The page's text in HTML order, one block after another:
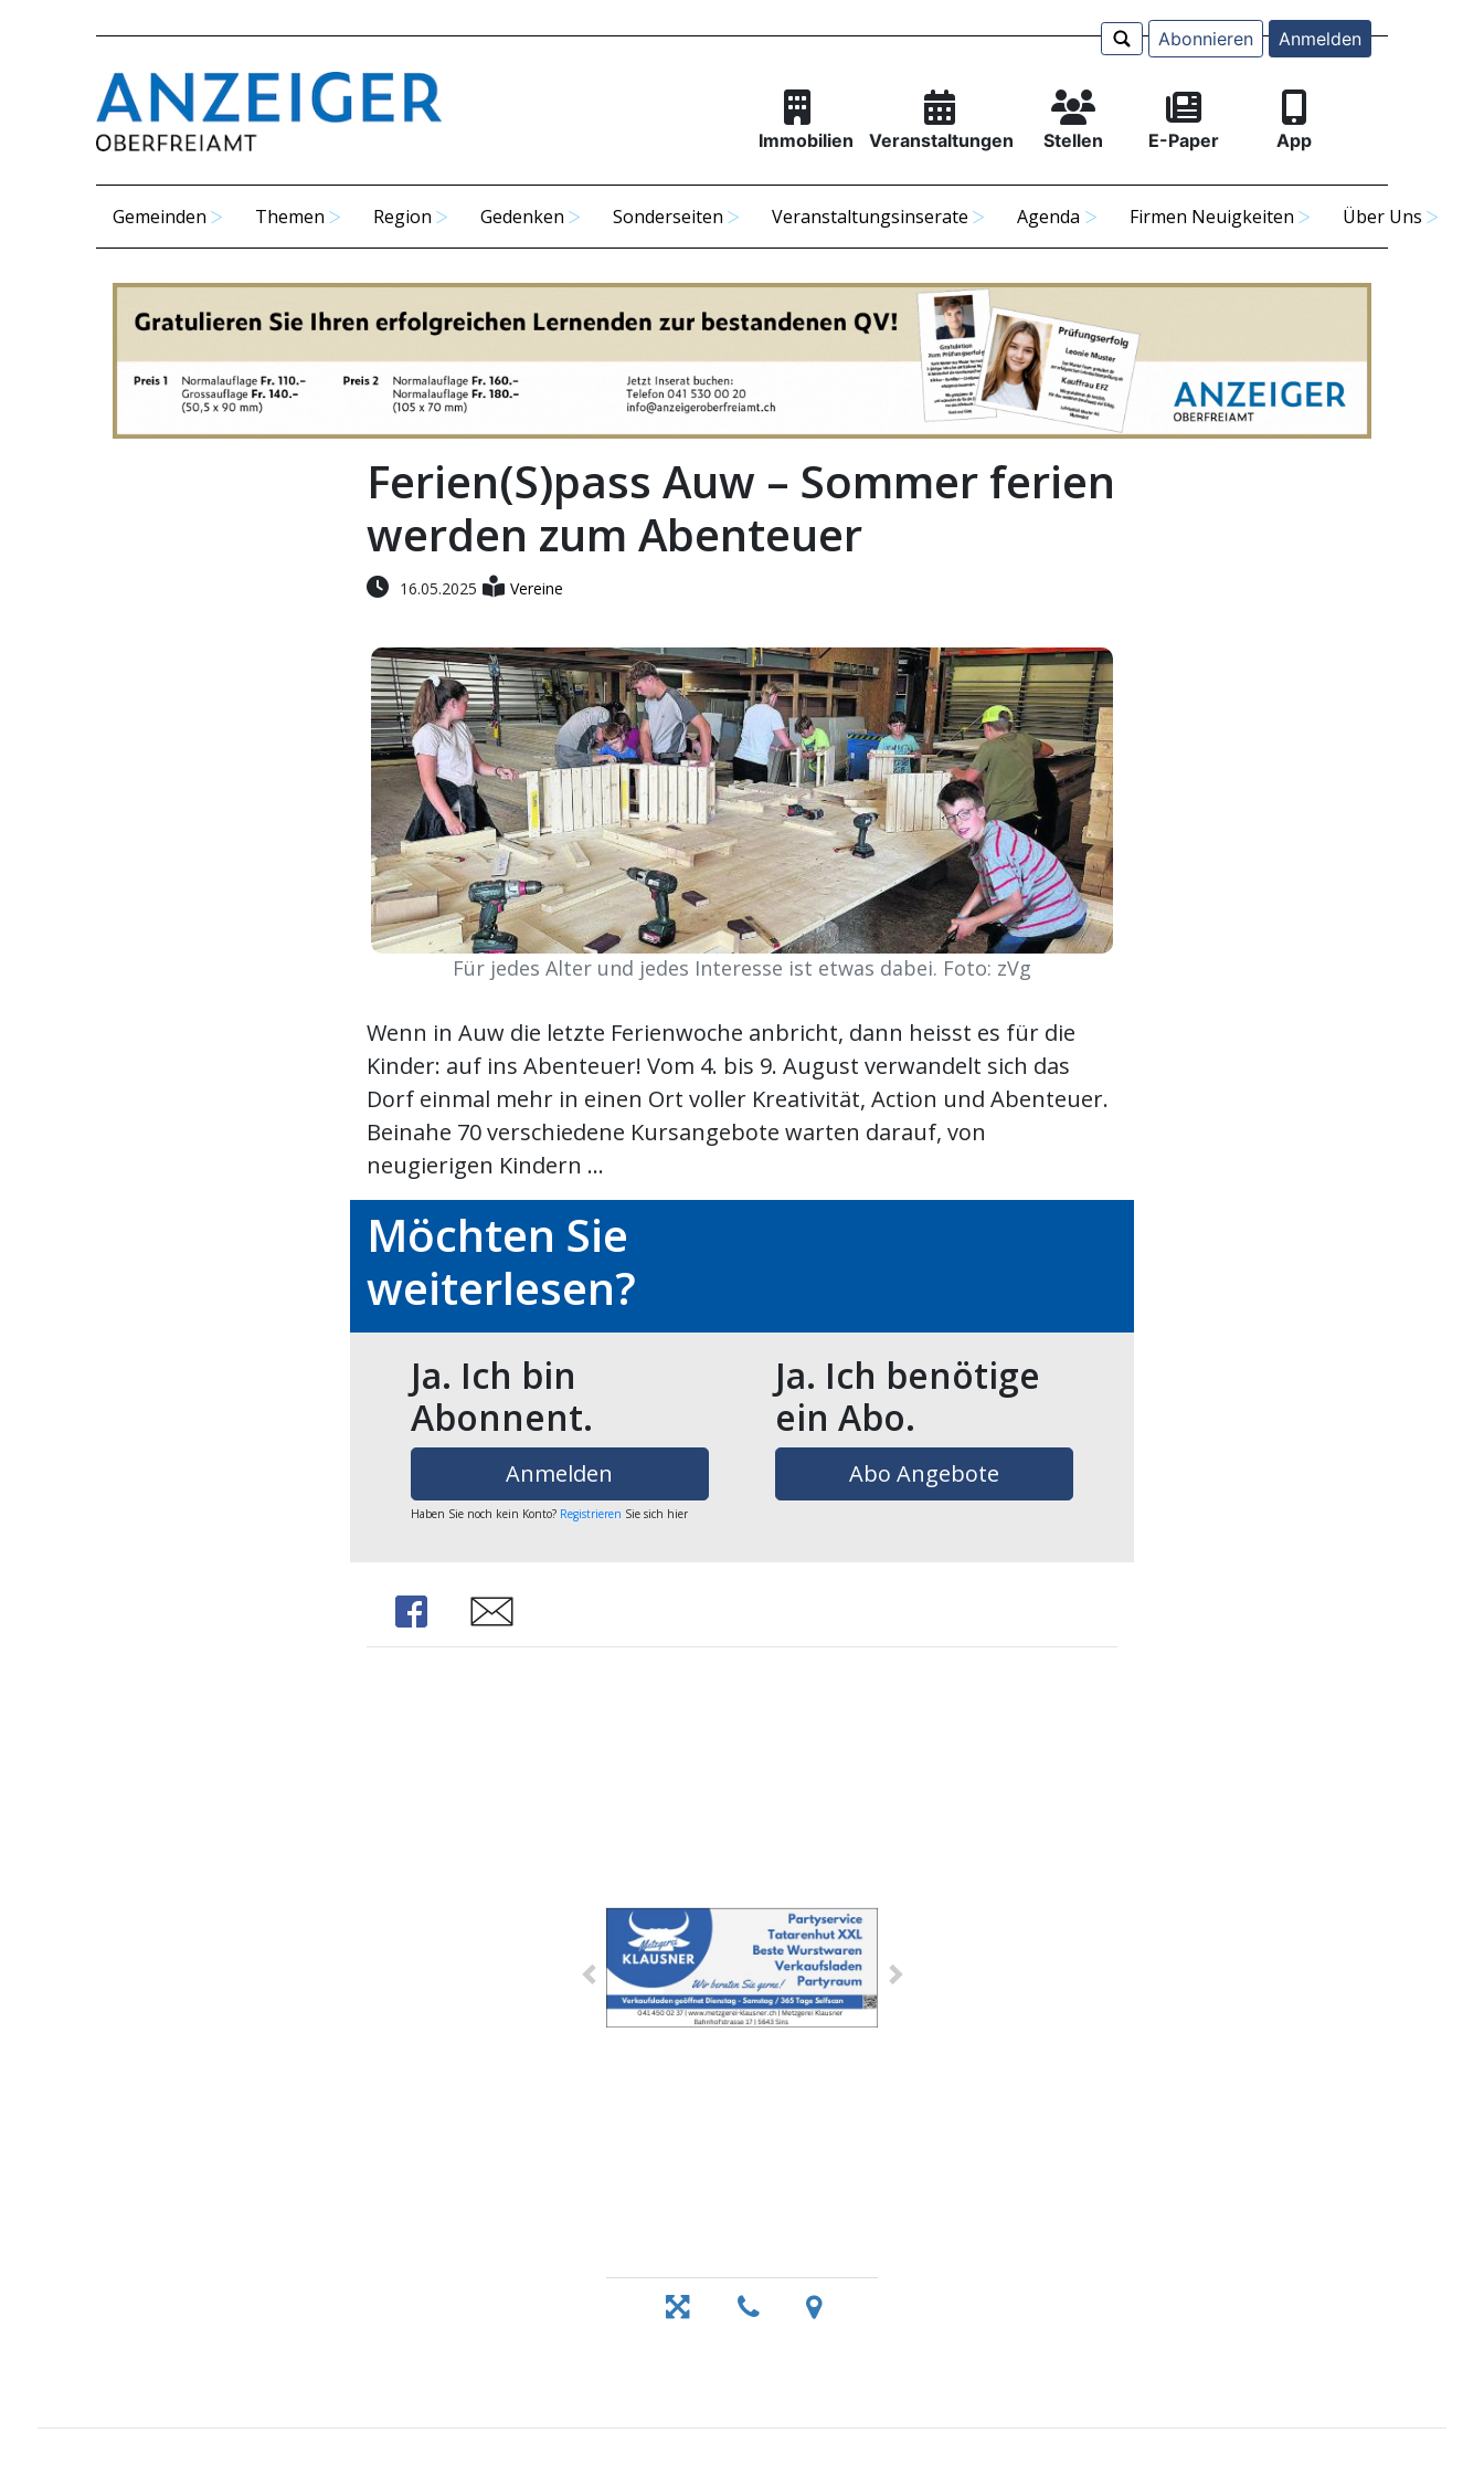
Abonnieren Anmelden
Immobilien Veranstaltungen Stellen E-Paper App
Gemeinden Themen Region Gedenken Sonderseiten Veranstaltungsinserate Agenda Firmen Neuigkeiten Über Uns
Ferien(S)pass Auw – Sommer ferien
werden zum Abenteuer
16.05.2025 Vereine
Für jedes Alter und jedes Interesse ist etwas dabei. Foto: zVg
Wenn in Auw die letzte Ferienwoche anbricht, dann heisst es für die
Kinder: auf ins Abenteuer! Vom 4. bis 9. August verwandelt sich das
Dorf einmal mehr in einen Ort voller Kreativität, Action und Abenteuer.
Beinahe 70 verschiedene Kursangebote warten darauf, von
neugierigen Kindern ...
Möchten Sie
weiterlesen?
Ja. Ich bin
Abonnent.
Anmelden
Haben Sie noch kein Konto?Registrieren Sie sich hier
Ja. Ich benötige
ein Abo.
Abo Angebote
Share Share